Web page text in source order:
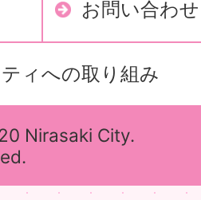
お問い合わせ
ィへの取り組み
Nirasaki City.